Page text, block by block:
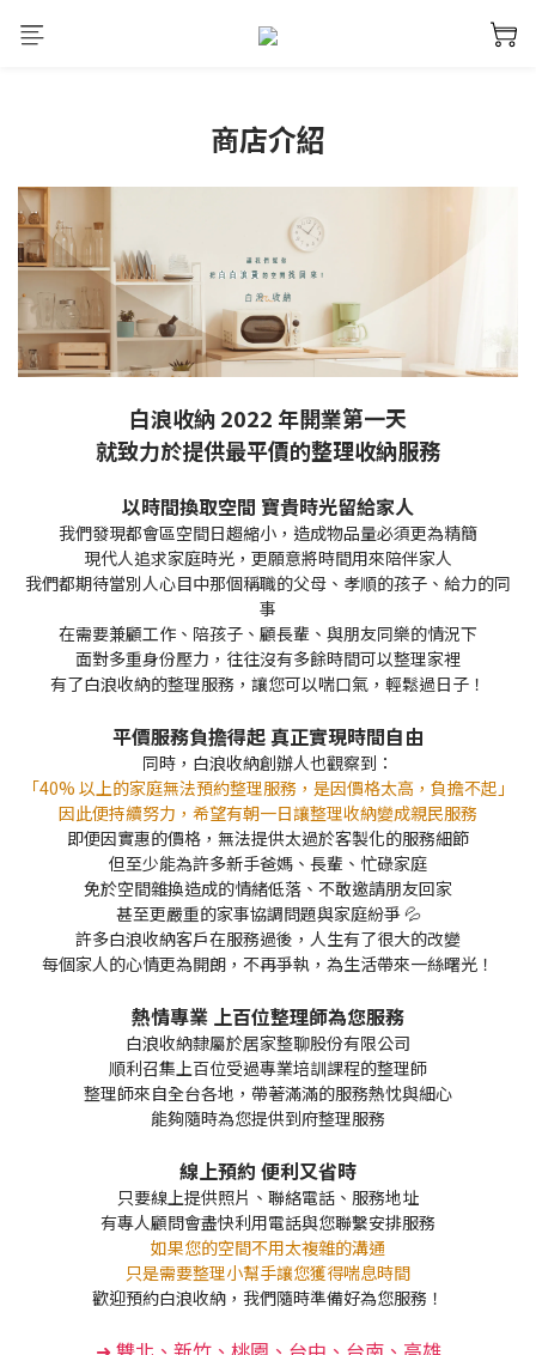
商店介紹
白浪收納 2022 年開業第一天
就致力於提供最平價的整理收納服務
以時間換取空間 寶貴時光留給家人
我們發現都會區空間日趨縮小，造成物品量必須更為精簡
現代人追求家庭時光，更願意將時間用來陪伴家人
我們都期待當別人心目中那個稱職的父母、孝順的孩子、給力的同
事
在需要兼顧工作、陪孩子、顧長輩、與朋友同樂的情況下
面對多重身份壓力，往往沒有多餘時間可以整理家裡
有了白浪收納的整理服務，讓您可以喘口氣，輕鬆過日子！
平價服務負擔得起 真正實現時間自由
同時，白浪收納創辦人也觀察到：
「40% 以上的家庭無法預約整理服務，是因價格太高，負擔不起」
因此便持續努力，希望有朝一日讓整理收納變成親民服務
即便因實惠的價格，無法提供太過於客製化的服務細節
但至少能為許多新手爸媽、長輩、忙碌家庭
免於空間雜換造成的情緒低落、不敢邀請朋友回家
甚至更嚴重的家事協調問題與家庭紛爭 💦
許多白浪收納客戶在服務過後，人生有了很大的改變
每個家人的心情更為開朗，不再爭執，為生活帶來一絲曙光！
熱情專業 上百位整理師為您服務
白浪收納隸屬於居家整聊股份有限公司
順利召集上百位受過專業培訓課程的整理師
整理師來自全台各地，帶著滿滿的服務熱忱與細心
能夠隨時為您提供到府整理服務
線上預約 便利又省時
只要線上提供照片、聯絡電話、服務地址
有專人顧問會盡快利用電話與您聯繫安排服務
如果您的空間不用太複雜的溝通
只是需要整理小幫手讓您獲得喘息時間
歡迎預約白浪收納，我們隨時準備好為您服務！